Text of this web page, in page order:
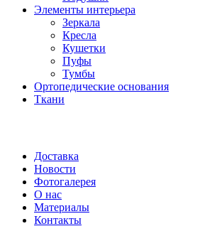
Элементы интерьера
Зеркала
Кресла
Кушетки
Пуфы
Тумбы
Ортопедические основания
Ткани
Доставка
Новости
Фотогалерея
О нас
Материалы
Контакты